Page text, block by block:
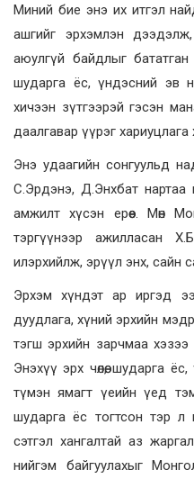
Миний бие энэ их итгэл
ашгийг эрхэмлэн
аюулгүй байдлыг бататган
шударга ёс, үндэсний эв
хичээн зүтгээрэй гэсэн
даалгавар үүрэг
Энэ удаагийн сонгуульд
С.Эрдэнэ, Д.Энхбат нартаа
амжилт хүсэн ерөөе. Мөн
тэргүүнээр ажилласан
илэрхийлж, эрүүл энх, сайн
Эрхэм хүндэт ар иргэд
дуудлага, хүний эрхийн
тэгш эрхийн зарчмаа
Энэхүү эрх чөлөө, шударга
түмэн ямагт үеийн үед
шударга ёс тогтсон тэр л
сэтгэл хангалтай аз
нийгэм байгуулахыг